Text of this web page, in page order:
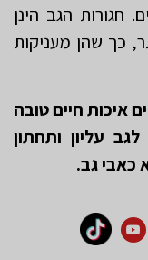
חגורות הגב הינן
כך שהן מעניקות
איכות חיים טובה
עליון ותחתון
כאבי גב.